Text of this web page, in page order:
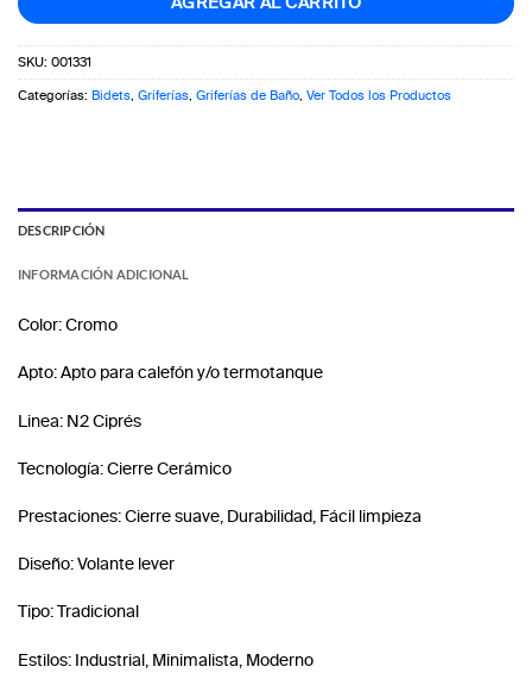
SKU: 001331
Categorías: Bidets, Griferías, Griferías de Baño, Ver Todos los Productos
DESCRIPCIÓN
INFORMACIÓN ADICIONAL
Color: Cromo
Apto: Apto para calefón y/o termotanque
Linea: N2 Ciprés
Tecnología: Cierre Cerámico
Prestaciones: Cierre suave, Durabilidad, Fácil limpieza
Diseño: Volante lever
Tipo: Tradicional
Estilos: Industrial, Minimalista, Moderno